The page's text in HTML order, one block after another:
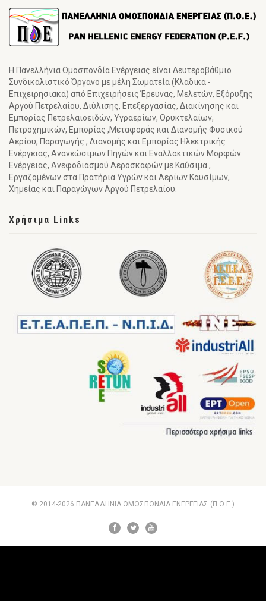
Η Πανελλήνια Ομοσπονδία Ενέργειας είναι Δευτεροβάθμιο
Συνδικαλιστικό Όργανο με μέλη Σωματεία (Κλαδικά -
Επιχειρησιακά) από Επιχειρήσεις Έρευνας, Μελετών, Εξόρυξης
Αργού Πετρελαίου, Διύλισης, Επεξεργασίας, Διακίνησης και
Εμπορίας Πετρελαιοειδών, Υγραερίων, Ορυκτελαίων,
Πετροχημικών, Εμπορίας ,Μεταφοράς και Διανομής Φυσικού
Αερίου, Παραγωγής , Διανομής και Εμπορίας Ηλεκτρικής
Ενέργειας, Ανανεώσιμων Πηγών και Εναλλακτικών Μορφών
Ενέργειας, Ανεφοδιασμού Αεροσκαφών με Καύσιμα ,
Εργαζομένων στα Πρατήρια Υγρών και Αερίων Καυσίμων,
Χημείας και Παραγώγων Αργού Πετρελαίου.
Χρήσιμα Links
© 2014-2026 ΠΑΝΕΛΛΗΝΙΑ ΟΜΟΣΠΟΝΔΙΑ ΕΝΕΡΓΕΙΑΣ (Π.Ο.Ε.)